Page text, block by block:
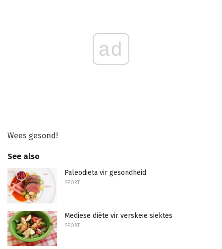
ad
Wees gesond!
See also
Paleodieta vir gesondheid
SPORT
Mediese diëte vir verskeie siektes
SPORT